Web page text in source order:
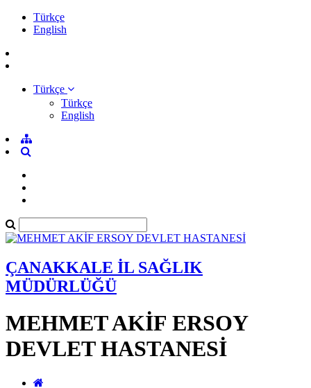
Türkçe
English
Türkçe
Türkçe
English
ÇANAKKALE İL SAĞLIK
MÜDÜRLÜĞÜ
MEHMET AKİF ERSOY
DEVLET HASTANESİ